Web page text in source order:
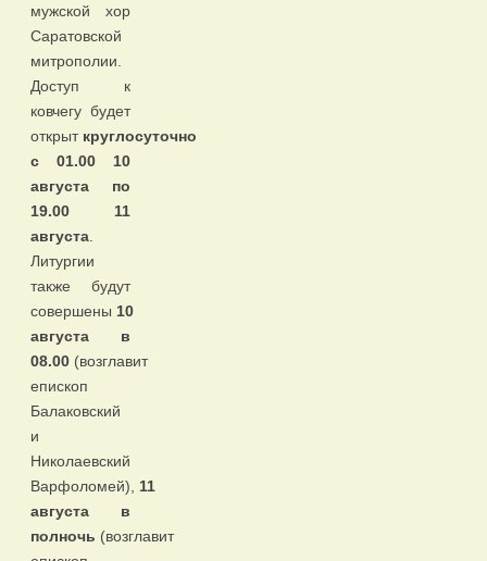
мужской хор
Саратовской
митрополии.
Доступ к
ковчегу будет
открыт круглосуточно
с 01.00 10
августа по
19.00 11
августа.
Литургии
также будут
совершены 10
августа в
08.00 (возглавит
епископ
Балаковский
и
Николаевский
Варфоломей), 11
августа в
полночь (возглавит